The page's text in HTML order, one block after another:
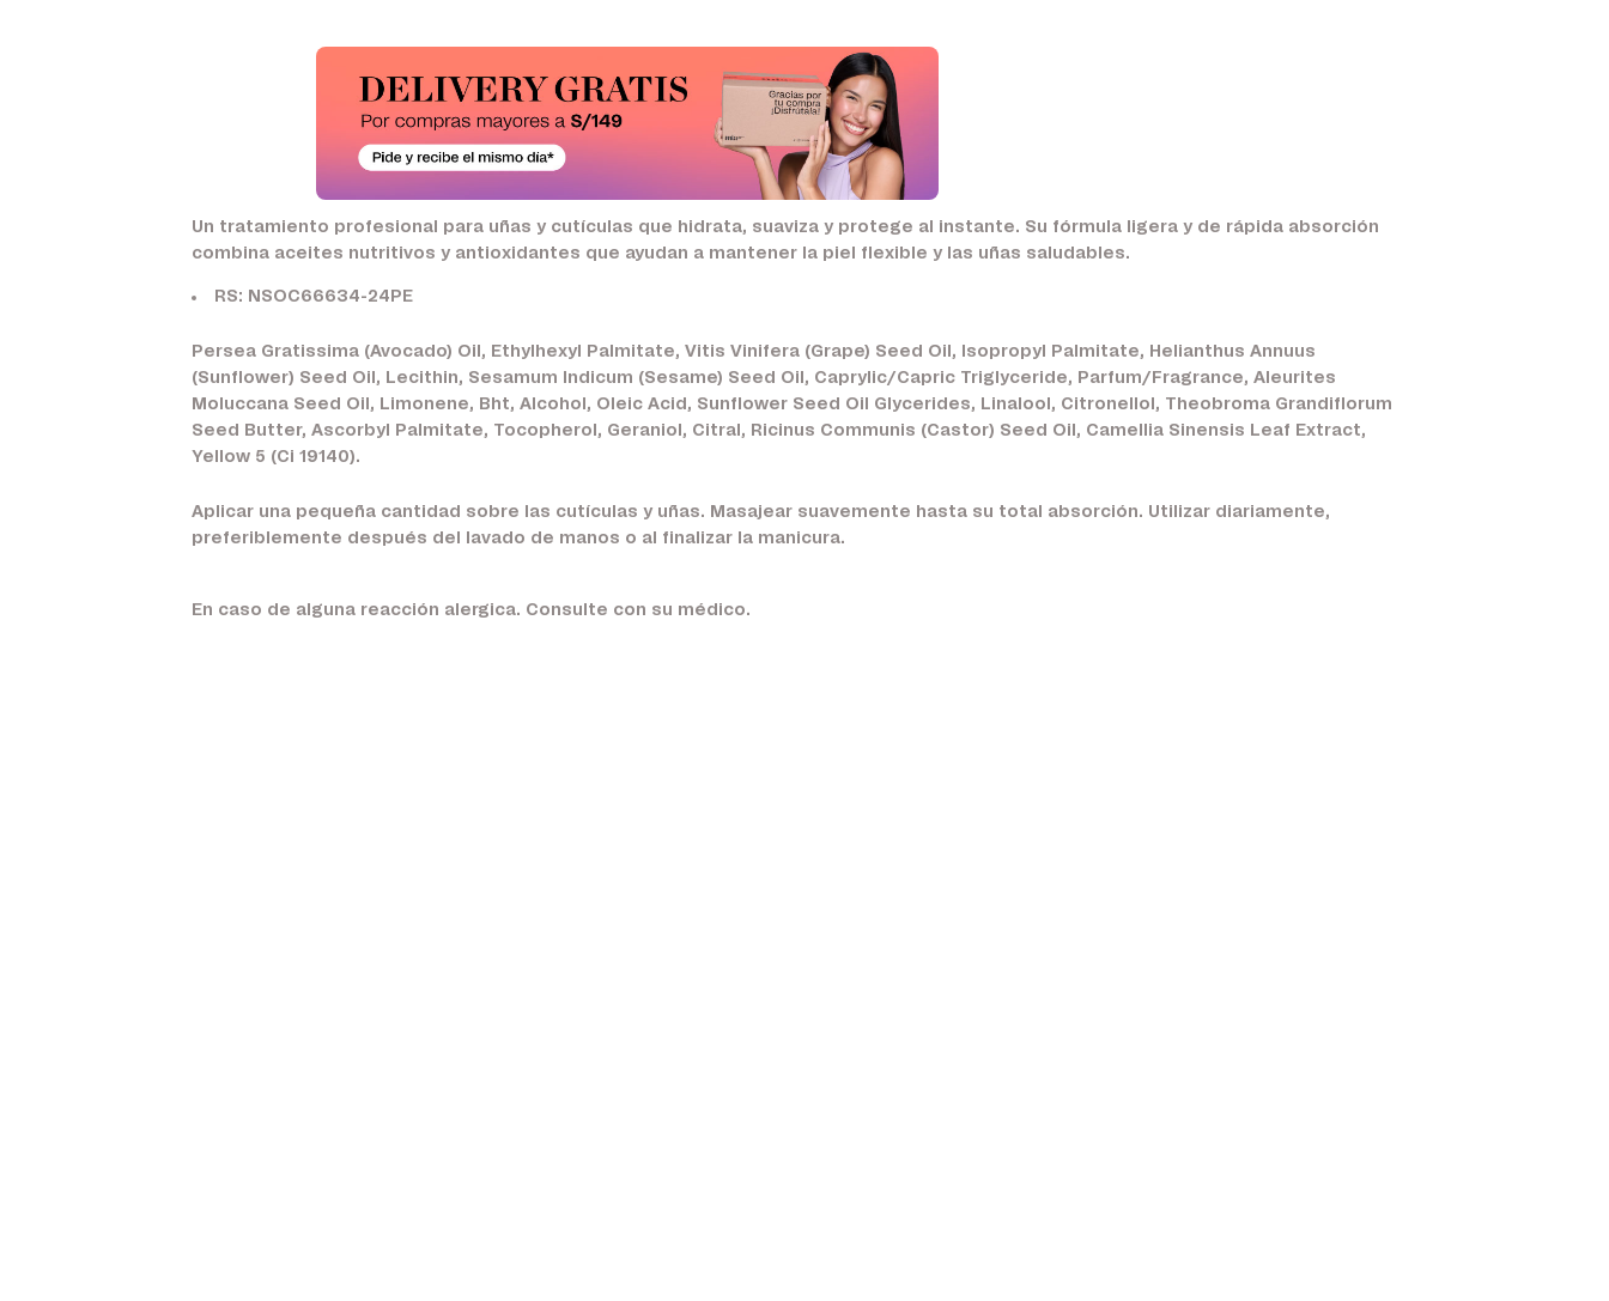
Un tratamiento profesional para uñas y cutículas que hidrata, suaviza y protege al instante. Su fórmula ligera y de rápida absorción
combina aceites nutritivos y antioxidantes que ayudan a mantener la piel flexible y las uñas saludables.
RS: NSOC66634-24PE
Persea Gratissima (Avocado) Oil, Ethylhexyl Palmitate, Vitis Vinifera (Grape) Seed Oil, Isopropyl Palmitate, Helianthus Annuus
(Sunflower) Seed Oil, Lecithin, Sesamum Indicum (Sesame) Seed Oil, Caprylic/Capric Triglyceride, Parfum/Fragrance, Aleurites
Moluccana Seed Oil, Limonene, Bht, Alcohol, Oleic Acid, Sunflower Seed Oil Glycerides, Linalool, Citronellol, Theobroma Grandiflorum
Seed Butter, Ascorbyl Palmitate, Tocopherol, Geraniol, Citral, Ricinus Communis (Castor) Seed Oil, Camellia Sinensis Leaf Extract,
Yellow 5 (Ci 19140).
Aplicar una pequeña cantidad sobre las cutículas y uñas. Masajear suavemente hasta su total absorción. Utilizar diariamente,
preferiblemente después del lavado de manos o al finalizar la manicura.
En caso de alguna reacción alergica. Consulte con su médico.